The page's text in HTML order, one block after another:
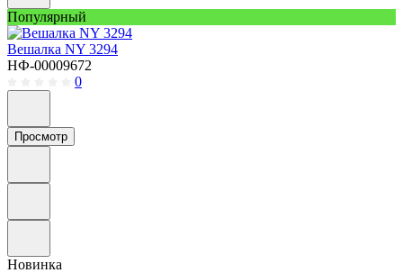
Популярный
Вешалка NY 3294
НФ-00009672
0
Просмотр
Новинка